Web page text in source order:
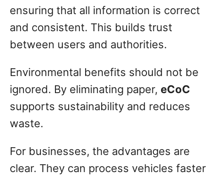
ensuring that all information is correct
and consistent. This builds trust
between users and authorities.
Environmental benefits should not be
ignored. By eliminating paper, eCoC
supports sustainability and reduces
waste.
For businesses, the advantages are
clear. They can process vehicles faster